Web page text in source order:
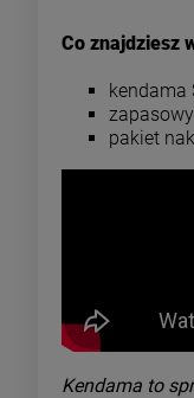
Co znajdziesz
kendama
pakiet
Kendama to